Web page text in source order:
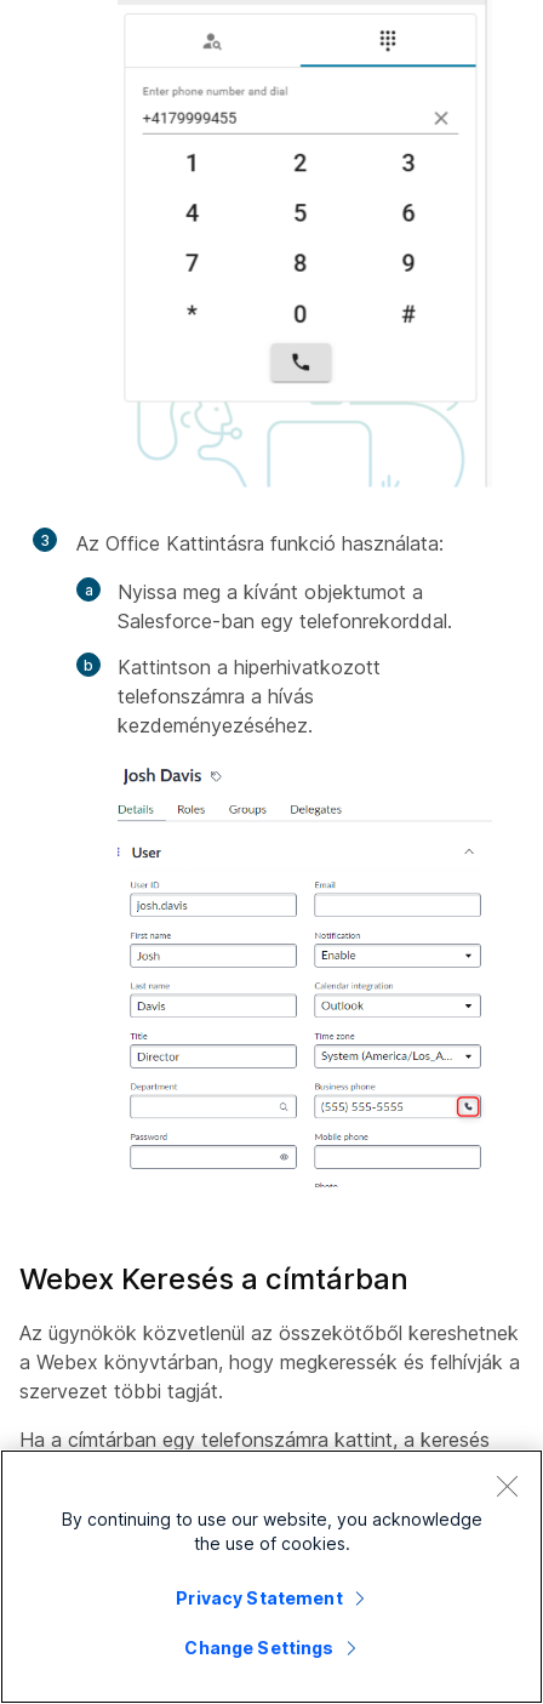
3
Az Office Kattintásra funkció használata:
Nyissa meg a kívánt objektumot a
Salesforce-ban egy telefonrekorddal.
Kattintson a hiperhivatkozott
telefonszámra a hívás
kezdeményezéséhez.
Webex Keresés a címtárban
Az ügynökök közvetlenül az összekötőből kereshetnek
a Webex könyvtárban, hogy megkeressék és felhívják a
szervezet többi tagját.
Ha a címtárban egy telefonszámra kattint, a keresés
By continuing to use our website, you acknowledge
the use of cookies.
Privacy Statement
Change Settings